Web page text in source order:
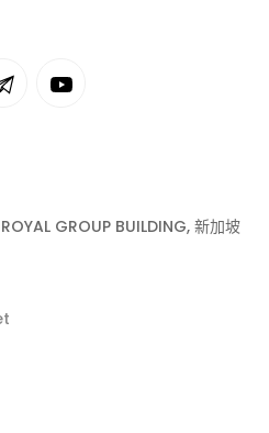
GROUP BUILDING, 新加坡